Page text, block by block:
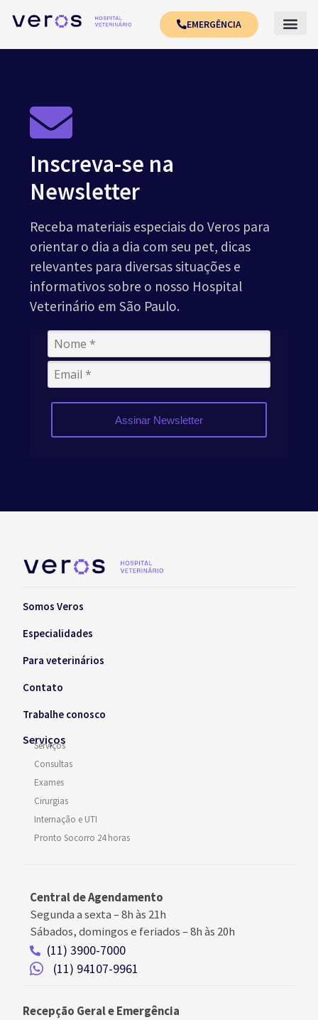
EMERGÊNCIA
Inscreva-se na
Newsletter
Receba materiais especiais do Veros para
orientar o dia a dia com seu pet, dicas
relevantes para diversas situações e
informativos sobre o nosso Hospital
Veterinário em São Paulo.
Assinar Newsletter
Somos Veros
Especialidades
Para veterinários
Contato
Trabalhe conosco
Serviços
Serviços
Consultas
Exames
Cirurgias
Internação e UTI
Pronto Socorro 24 horas
Central de Agendamento
Segunda a sexta –8h às 21h
Sábados, domingos e feriados–8h às 20h
(11) 3900-7000
(11) 94107-9961
Recepção Geral e Emergência